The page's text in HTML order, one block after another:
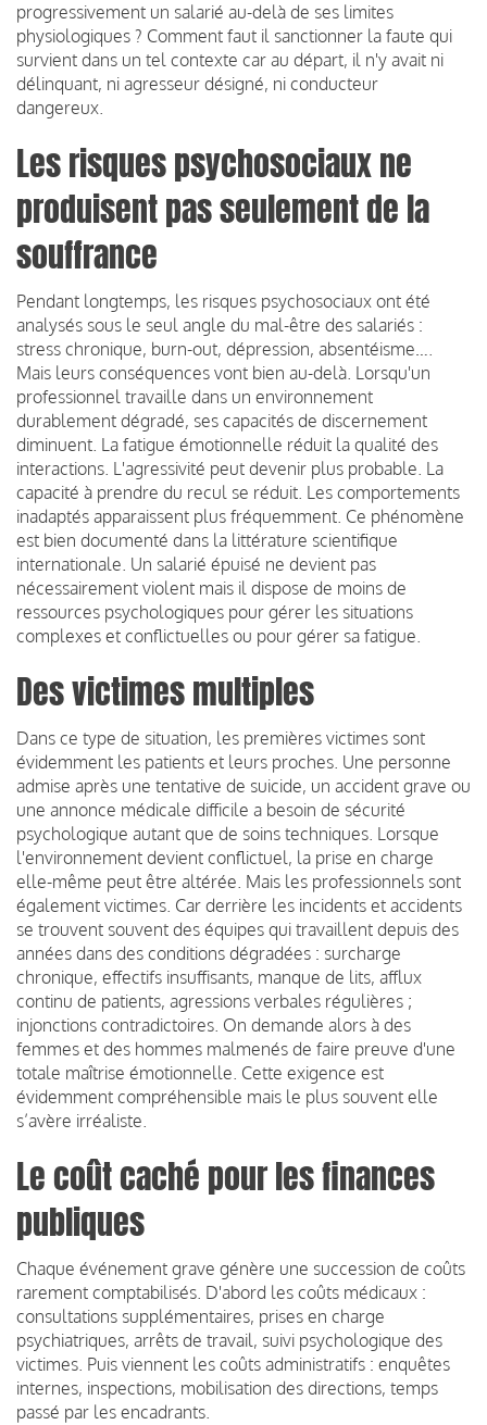
progressivement un salarié au-delà de ses limites
physiologiques ? Comment faut il sanctionner la faute qui
survient dans un tel contexte car au départ, il n'y avait ni
délinquant, ni agresseur désigné, ni conducteur
dangereux.
Les risques psychosociaux ne
produisent pas seulement de la
souffrance
Pendant longtemps, les risques psychosociaux ont été
analysés sous le seul angle du mal-être des salariés :
stress chronique, burn-out, dépression, absentéisme….
Mais leurs conséquences vont bien au-delà. Lorsqu'un
professionnel travaille dans un environnement
durablement dégradé, ses capacités de discernement
diminuent. La fatigue émotionnelle réduit la qualité des
interactions. L'agressivité peut devenir plus probable. La
capacité à prendre du recul se réduit. Les comportements
inadaptés apparaissent plus fréquemment. Ce phénomène
est bien documenté dans la littérature scientifique
internationale. Un salarié épuisé ne devient pas
nécessairement violent mais il dispose de moins de
ressources psychologiques pour gérer les situations
complexes et conflictuelles ou pour gérer sa fatigue.
Des victimes multiples
Dans ce type de situation, les premières victimes sont
évidemment les patients et leurs proches. Une personne
admise après une tentative de suicide, un accident grave ou
une annonce médicale difficile a besoin de sécurité
psychologique autant que de soins techniques. Lorsque
l'environnement devient conflictuel, la prise en charge
elle-même peut être altérée. Mais les professionnels sont
également victimes. Car derrière les incidents et accidents
se trouvent souvent des équipes qui travaillent depuis des
années dans des conditions dégradées : surcharge
chronique, effectifs insuffisants, manque de lits, afflux
continu de patients, agressions verbales régulières ;
injonctions contradictoires. On demande alors à des
femmes et des hommes malmenés de faire preuve d'une
totale maîtrise émotionnelle. Cette exigence est
évidemment compréhensible mais le plus souvent elle
s’avère irréaliste.
Le coût caché pour les finances
publiques
Chaque événement grave génère une succession de coûts
rarement comptabilisés. D'abord les coûts médicaux :
consultations supplémentaires, prises en charge
psychiatriques, arrêts de travail, suivi psychologique des
victimes. Puis viennent les coûts administratifs : enquêtes
internes, inspections, mobilisation des directions, temps
passé par les encadrants.